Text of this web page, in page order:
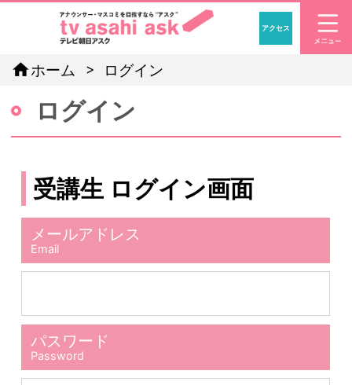
「アナウ
アクセス
homeホーム ログイン
ログイン
受講生 ログイン画面
メールアドレス
Email
パスワード
Password